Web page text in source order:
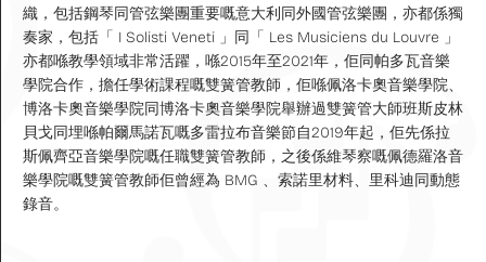
織，包括鋼琴同管弦樂團重要嘅意大利同外國管弦樂團，亦都係獨
奏家，包括「 I Solisti Veneti 」同「 Les Musiciens du Louvre 」
亦都喺教學領域非常活躍，喺2015年至2021年，佢同帕多瓦音樂
學院合作，擔任學術課程嘅雙簧管教師，佢喺佩洛卡奧音樂學院、
博洛卡奧音樂學院同博洛卡奧音樂學院舉辦過雙簧管大師班斯皮林
貝戈同埋喺帕爾馬諾瓦嘅多雷拉布音樂節自2019年起，佢先係拉
斯佩齊亞音樂學院嘅任職雙簧管教師，之後係維琴察嘅佩德羅洛音
樂學院嘅雙簧管教師佢曾經為 BMG 、索諾里材料、里科迪同動態
錄音。